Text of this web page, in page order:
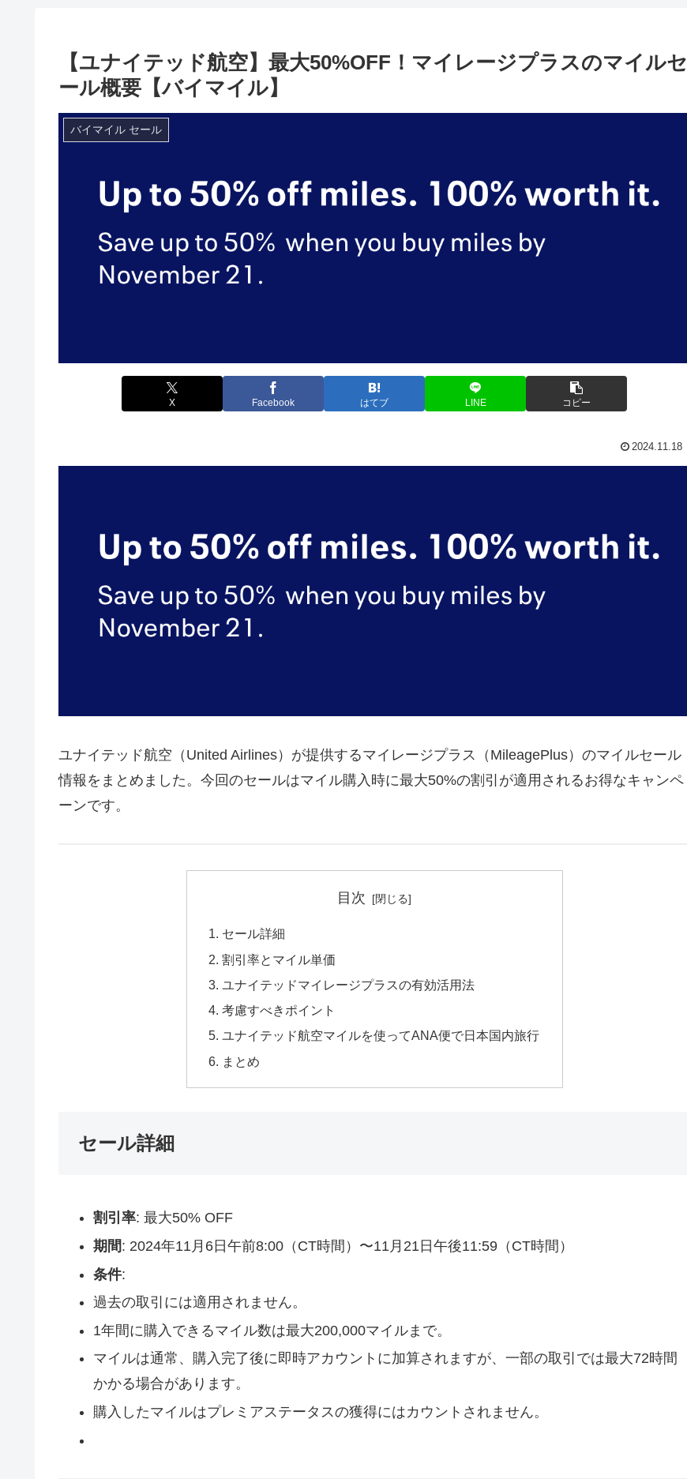
【ユナイテッド航空】最大50%OFF！マイレージプラスのマイルセ
ール概要【バイマイル】
バイマイル セール
X Facebook はてブ LINE コピー
2024.11.18
ユナイテッド航空（United Airlines）が提供するマイレージプラス（MileagePlus）のマイルセール
情報をまとめました。今回のセールはマイル購入時に最大50%の割引が適用されるお得なキャンペ
ーンです。
目次
セール詳細
割引率とマイル単価
ユナイテッドマイレージプラスの有効活用法
考慮すべきポイント
ユナイテッド航空マイルを使ってANA便で日本国内旅行
まとめ
セール詳細
割引率: 最大50% OFF
期間: 2024年11月6日午前8:00（CT時間）〜11月21日午後11:59（CT時間）
条件:
過去の取引には適用されません。
1年間に購入できるマイル数は最大200,000マイルまで。
マイルは通常、購入完了後に即時アカウントに加算されますが、一部の取引では最大72時間
かかる場合があります。
購入したマイルはプレミアステータスの獲得にはカウントされません。